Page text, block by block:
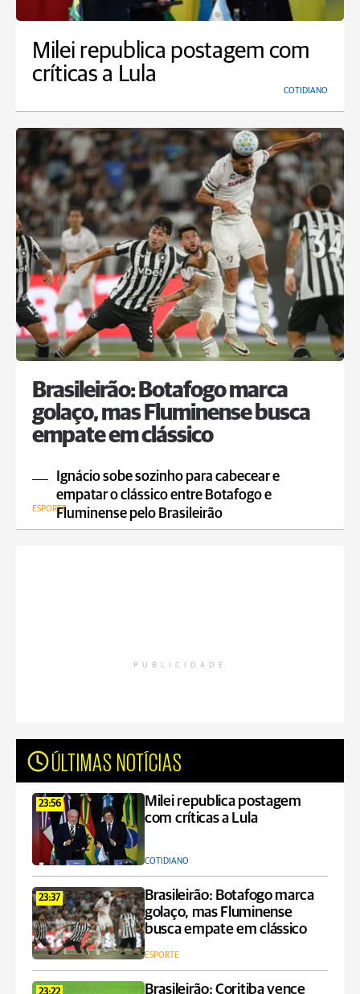
Milei republica postagem com
críticas a Lula
COTIDIANO
Brasileirão: Botafogo marca
golaço, mas Fluminense busca
empate em clássico
Ignácio sobe sozinho para cabecear e
empatar o clássico entre Botafogo e
Fluminense pelo Brasileirão
ESPORTE
PUBLICIDADE
ÚLTIMAS NOTÍCIAS
23:56
Milei republica postagem
com críticas a Lula
COTIDIANO
23:37
Brasileirão: Botafogo marca
golaço, mas Fluminense
busca empate em clássico
ESPORTE
Brasileirão: Coritiba vence